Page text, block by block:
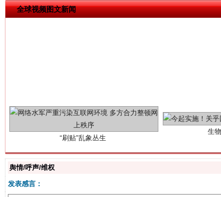
全球视频图文新闻
舆情/呼声/维权
发表感言：